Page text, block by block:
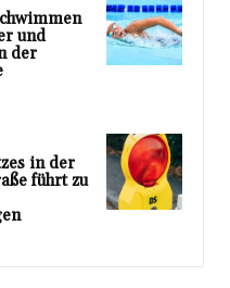
und
der
in der
führt zu